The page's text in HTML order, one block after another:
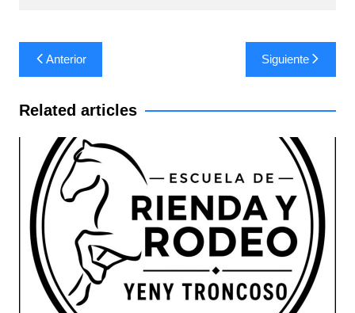
Navegación
de
entradas
Anterior Siguiente
Related articles